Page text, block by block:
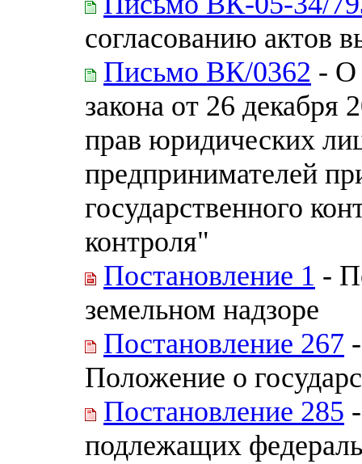
согласованию актов
Письмо ВК/0362 - О
закона от 26
прав юридических
предпринимателей
государственного
контроля"
Постановление 1 -
земельном надзоре
Постановление 267
Положение о
Постановление 285
подлежащих